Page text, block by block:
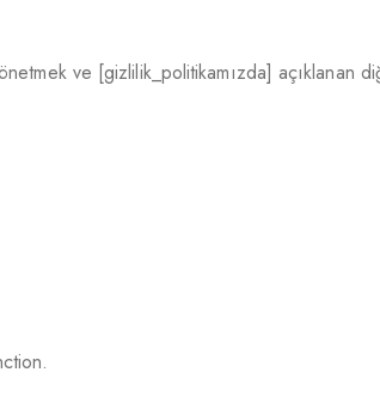
ve [gizlilik_politikamızda] açıklanan